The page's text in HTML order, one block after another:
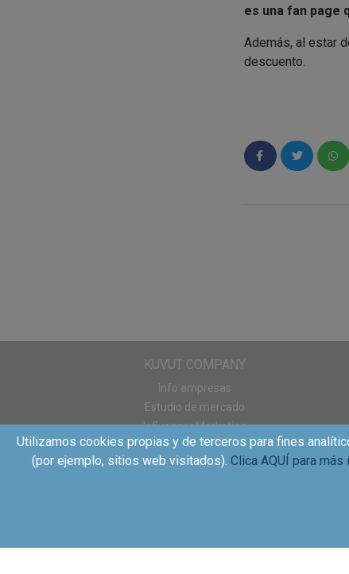
es una fan page
Además, al estar
descuento.
CREMOSIque nos
KUVUT COMPANY
Info empresas
Estudio de mercado
Influencer Marketing
Sampling
WOM
Utilizamos cookies propias y de terceros para fines
(por ejemplo, sitios web visitados). Clica AQUÍ para más